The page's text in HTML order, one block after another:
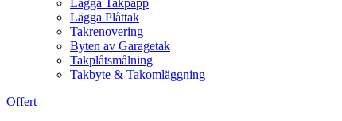
Lägga Takpapp
Lägga Plåttak
Takrenovering
Byten av Garagetak
Takplåtsmålning
Takbyte & Takomläggning
Offert